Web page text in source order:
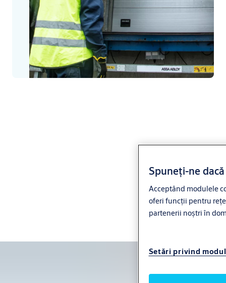
Evitați perioadele de nefuncționare cu mentenanță
Cea mai bună modalitate de a preveni perioadele de
nefuncționare și defecțiunile este menținerea sistemelor de
acces în stare bună. Întreținerea regulată și respectarea
Explorați contractele noastre flexibile de service
Spuneți-ne
Acceptând modulele
oferi funcții pentru
partenerii noștri în
Setări privind